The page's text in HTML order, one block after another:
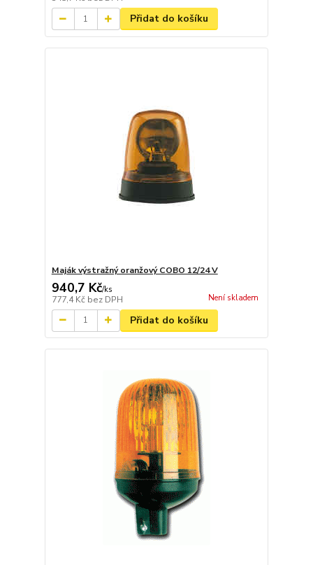
Přidat do košíku
Maják výstražný oranžový COBO 12/24 V
940,7 Kč/ks
777,4 Kč bez DPH Není skladem
Přidat do košíku